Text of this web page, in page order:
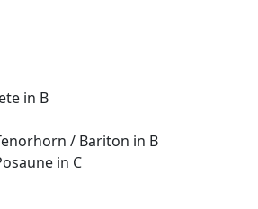
in B
/ Bariton in B
in C